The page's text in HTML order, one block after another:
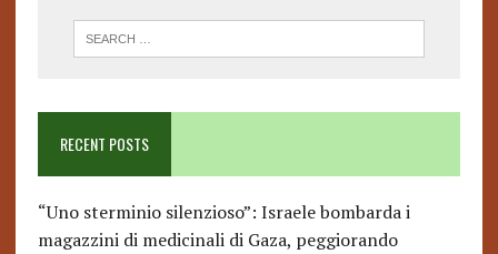
RECENT POSTS
“Uno sterminio silenzioso”: Israele bombarda i
magazzini di medicinali di Gaza, peggiorando